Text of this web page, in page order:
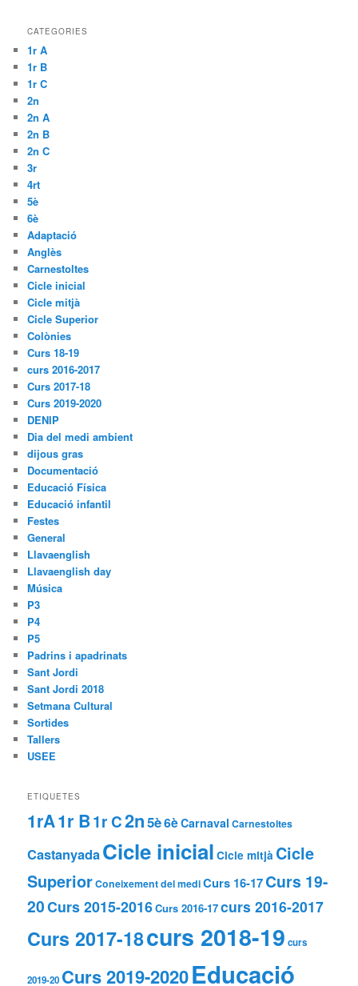
CATEGORIES
1r A
1r B
1r C
2n
2n A
2n B
2n C
3r
4rt
5è
6è
Adaptació
Anglès
Carnestoltes
Cicle inicial
Cicle mitjà
Cicle Superior
Colònies
Curs 18-19
curs 2016-2017
Curs 2017-18
Curs 2019-2020
DENIP
Dia del medi ambient
dijous gras
Documentació
Educació Física
Educació infantil
Festes
General
Llavaenglish
Llavaenglish day
Música
P3
P4
P5
Padrins i apadrinats
Sant Jordi
Sant Jordi 2018
Setmana Cultural
Sortides
Tallers
USEE
ETIQUETES
1rA1r B1r C2n5è6èCarnaval Carnestoltes
CastanyadaCicle inicial Cicle mitjà Cicle
SuperiorConeixement del mediCurs 16-17Curs 19-
20Curs 2015-2016Curs 2016-17curs 2016-2017
Curs 2017-18curs 2018-19 curs
2019-20 Curs 2019-2020Educació